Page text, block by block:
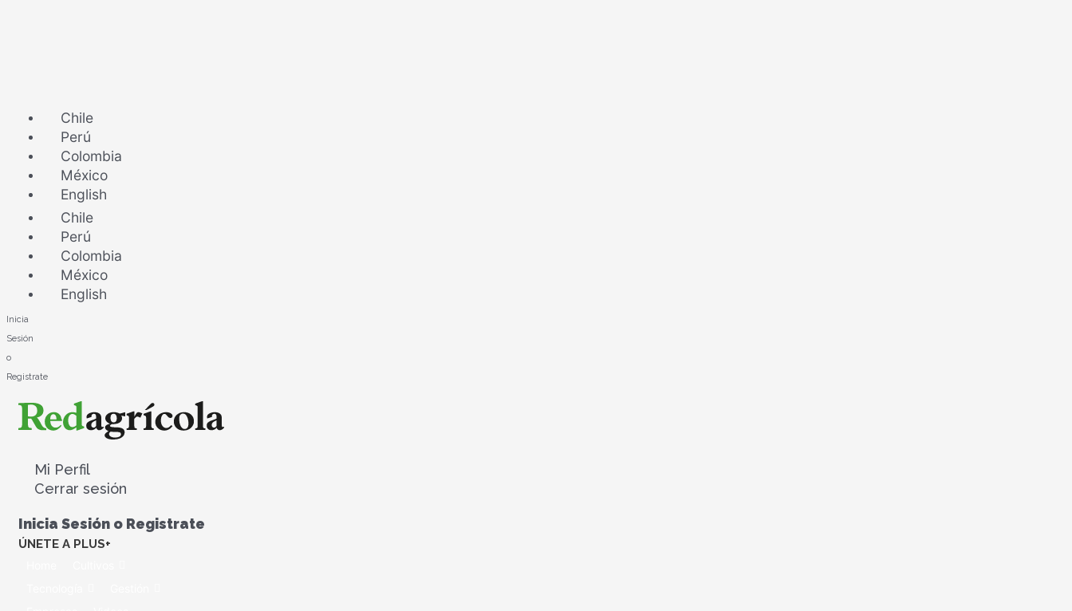
Chile
Perú
Colombia
México
English
Chile
Perú
Colombia
México
English
Inicia
Sesión
o
Registrate
Mi Perfil
Cerrar sesión
Inicia Sesión o Registrate
ÚNETE A PLUS+